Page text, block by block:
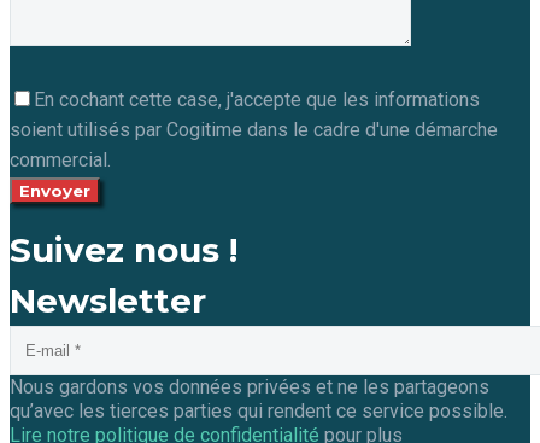
En cochant cette case, j'accepte que les informations
soient utilisés par Cogitime dans le cadre d'une démarche
commercial.
Suivez nous !
Newsletter
Nous gardons vos données privées et ne les partageons
qu’avec les tierces parties qui rendent ce service possible.
Lire notre politique de confidentialité pour plus